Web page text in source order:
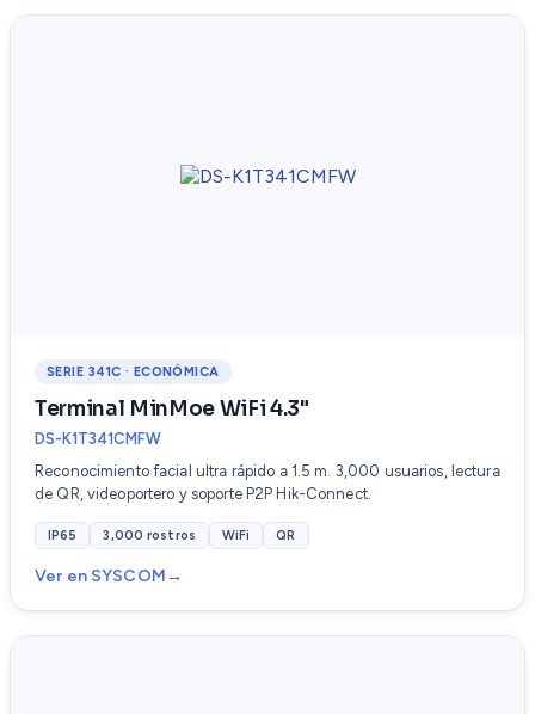
SERIE 341C · ECONÓMICA
Terminal MinMoe WiFi 4.3"
DS-K1T341CMFW
Reconocimiento facial ultra rápido a 1.5 m. 3,000 usuarios, lectura
de QR, videoportero y soporte P2P Hik-Connect.
IP65 3,000 rostros WiFi QR
Ver en SYSCOM